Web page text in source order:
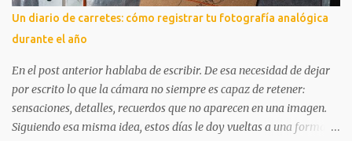
buscarla, pero el carrete no permanecerá en la cámara más de un
mirarlos. Fotografiar l...
Un diario de carretes: cómo registrar tu fotografía analógica
durante el año
En el post anterior hablaba de escribir. De esa necesidad de dejar
por escrito lo que la cámara no siempre es capaz de retener:
sensaciones, detalles, recuerdos que no aparecen en una imagen.
Siguiendo esa misma idea, estos días le doy vueltas a una forma